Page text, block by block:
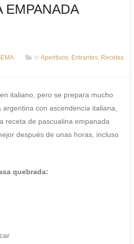
EMPANADA
In Aperitivos, Entrantes, Recetas
italiano, pero se prepara mucho
con ascendencia italiana,
receta de pascualina empanada
después de unas horas, incluso
quebrada: